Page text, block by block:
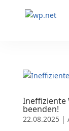
Ineffiziente
beenden!
22.08.2025|